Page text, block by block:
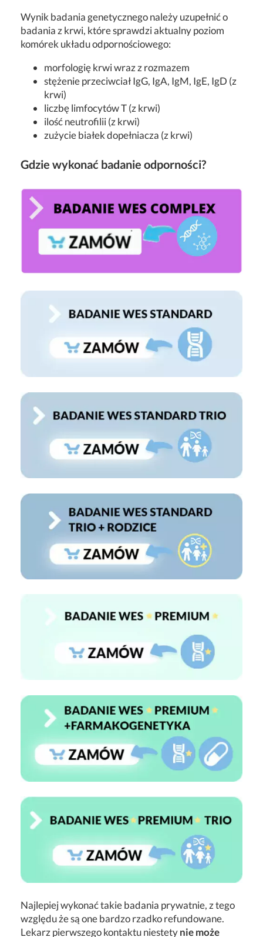
Wynik badania genetycznego należy uzupełnić o
badania z krwi, które sprawdzi aktualny poziom
komórek układu odpornościowego:
morfologię krwi wraz z rozmazem
stężenie przeciwciał IgG, IgA, IgM, IgE, IgD (z
krwi)
liczbę limfocytów T (z krwi)
ilość neutrofilii (z krwi)
zużycie białek dopełniacza (z krwi)
Gdzie wykonać badanie odporności?
Najlepiej wykonać takie badania prywatnie, z tego
względu że są one bardzo rzadko refundowane.
Lekarz pierwszego kontaktu niestetynie może